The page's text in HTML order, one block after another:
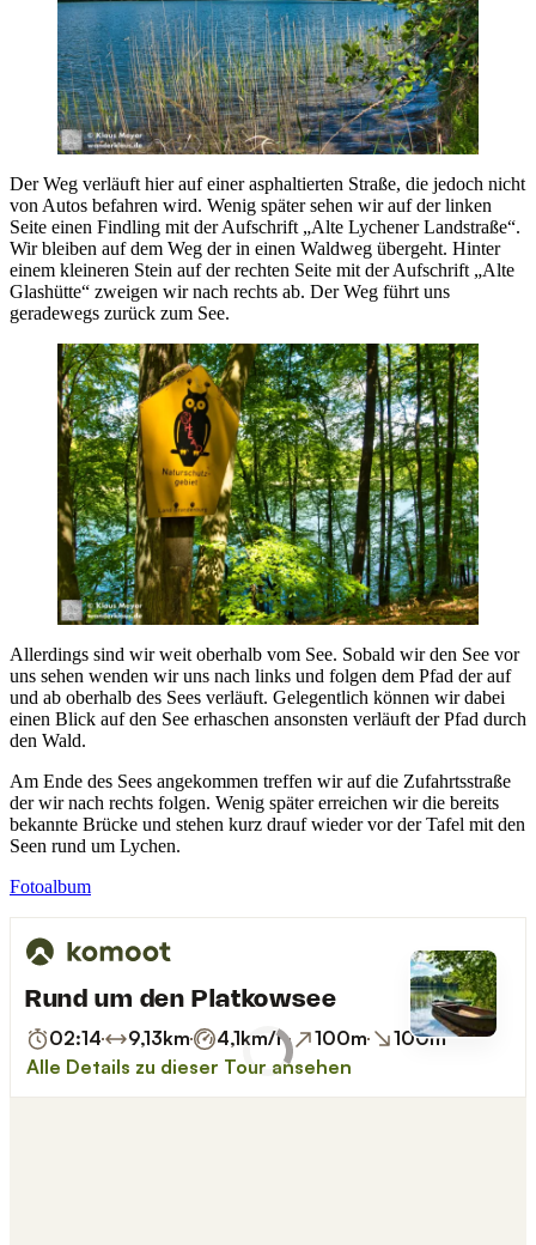
Der Weg verläuft hier auf einer asphaltierten Straße, die jedoch nicht
von Autos befahren wird. Wenig später sehen wir auf der linken
Seite einen Findling mit der Aufschrift „Alte Lychener Landstraße“.
Wir bleiben auf dem Weg der in einen Waldweg übergeht. Hinter
einem kleineren Stein auf der rechten Seite mit der Aufschrift „Alte
Glashütte“ zweigen wir nach rechts ab. Der Weg führt uns
geradewegs zurück zum See.
Allerdings sind wir weit oberhalb vom See. Sobald wir den See vor
uns sehen wenden wir uns nach links und folgen dem Pfad der auf
und ab oberhalb des Sees verläuft. Gelegentlich können wir dabei
einen Blick auf den See erhaschen ansonsten verläuft der Pfad durch
den Wald.
Am Ende des Sees angekommen treffen wir auf die Zufahrtsstraße
der wir nach rechts folgen. Wenig später erreichen wir die bereits
bekannte Brücke und stehen kurz drauf wieder vor der Tafel mit den
Seen rund um Lychen.
Fotoalbum